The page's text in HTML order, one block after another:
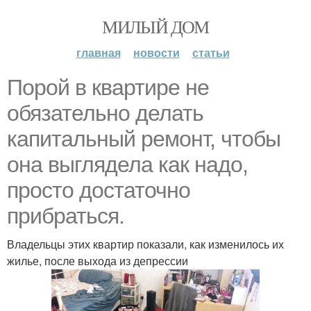
МИЛЫЙ ДОМ
главная новости статьи
Порой в квартире не
обязательно делать
капитальный ремонт, чтобы
она выглядела как надо,
просто достаточно
прибраться.
Владельцы этих квартир показали, как изменилось их
жилье, после выхода из депрессии